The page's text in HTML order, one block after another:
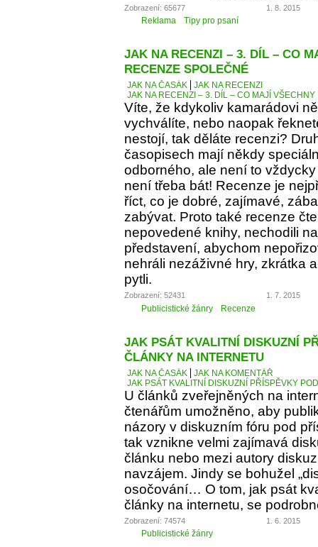
Zobrazení: 65677 1. 8. 2015
Reklama Tipy pro psaní
JAK NA RECENZI – 3. DÍL – CO
RECENZE SPOLEČNÉ
JAK NA ČASÁK
JAK NA RECENZI
JAK NA RECENZI – 3. DÍL – CO MAJÍ
Víte, že kdykoliv kamarádovi
vychválíte, nebo naopak
nestojí, tak děláte recenzi?
časopisech mají někdy
odborného, ale není to
není třeba bát! Recenze je
říct, co je dobré, zajímavé,
zabývat. Proto také recenze
nepovedené knihy, nechodili
představení, abychom
nehráli nezáživné hry, zkrátka
pytli.
Zobrazení: 52431 1. 7. 2015
Publicistické žánry Recenze
JAK PSÁT KVALITNÍ DISKUZNÍ
ČLÁNKY NA INTERNETU
JAK NA ČASÁK
JAK NA KOMENTÁŘ
JAK PSÁT KVALITNÍ DISKUZNÍ PŘÍSPĚVKY
U článků zveřejněných na
čtenářům umožněno, aby
názory v diskuzním fóru pod
tak vznikne velmi zajímavá
článku nebo mezi autory
navzájem. Jindy se bohužel
osočování… O tom, jak psát
články na internetu, se
Zobrazení: 74574 1. 6. 2015
Publicistické žánry